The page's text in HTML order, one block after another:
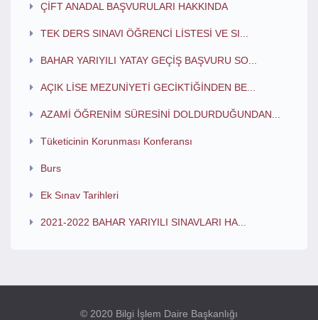
ÇİFT ANADAL BAŞVURULARI HAKKINDA
TEK DERS SINAVI ÖĞRENCİ LİSTESİ VE SI...
BAHAR YARIYILI YATAY GEÇİŞ BAŞVURU SO...
AÇIK LİSE MEZUNİYETİ GECİKTİĞİNDEN BE...
AZAMİ ÖĞRENİM SÜRESİNİ DOLDURDUĞUNDAN...
Tüketicinin Korunması Konferansı
Burs
Ek Sınav Tarihleri
2021-2022 BAHAR YARIYILI SINAVLARI HA...
© 2020 Bilgi İşlem Daire Başkanlığı